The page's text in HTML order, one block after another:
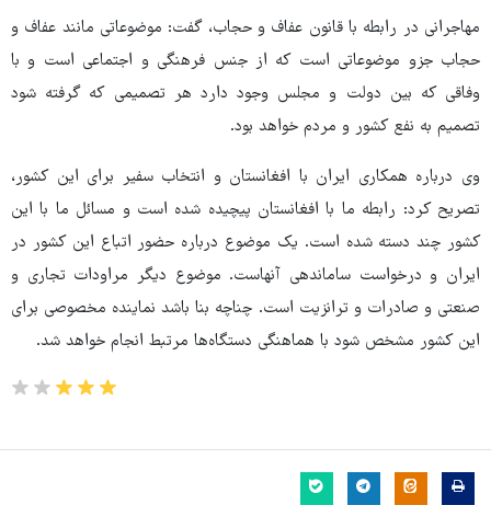
مهاجرانی در رابطه با قانون عفاف و حجاب، گفت: موضوعاتی مانند عفاف و
حجاب جزو موضوعاتی است که از جنس فرهنگی و اجتماعی است و با
وفاقی که بین دولت و مجلس وجود دارد هر تصمیمی که گرفته شود
تصمیم به نفع کشور و مردم خواهد بود.
وی درباره همکاری ایران با افغانستان و انتخاب سفیر برای این کشور،
تصریح کرد: رابطه ما با افغانستان پیچیده شده است و مسائل ما با این
کشور چند دسته شده است. یک موضوع درباره حضور اتباع این کشور در
ایران و درخواست ساماندهی آنهاست. موضوع دیگر مراودات تجاری و
صنعتی و صادرات و ترانزیت است. چناچه بنا باشد نماینده مخصوصی برای
این کشور مشخص شود با هماهنگی دستگاه‌ها مرتبط انجام خواهد شد.